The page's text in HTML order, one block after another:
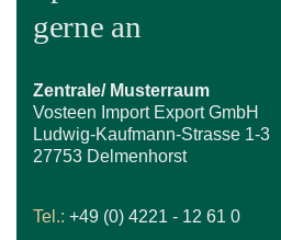
gerne an
Zentrale/ Musterraum
Vosteen Import Export GmbH
Ludwig-Kaufmann-Strasse 1-3
27753 Delmenhorst
Tel.: +49 (0) 4221 - 12 61 0